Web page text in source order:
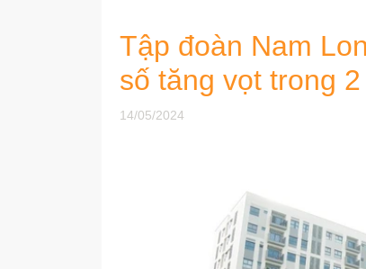
Tập đoàn Nam
số tăng vọt trong
14/05/2024